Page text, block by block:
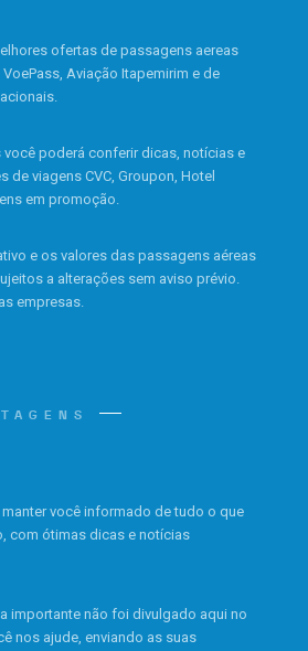
ofertas de passagens aereas
Aviação Itapemirim e de
poderá conferir dicas, notícias e
de viagens CVC, Groupon, Hotel
em promoção.
e os valores das passagens aéreas
a alterações sem aviso prévio.
empresas.
você informado de tudo o que
com ótimas dicas e notícias
importante não foi divulgado aqui no
nos ajude, enviando as suas